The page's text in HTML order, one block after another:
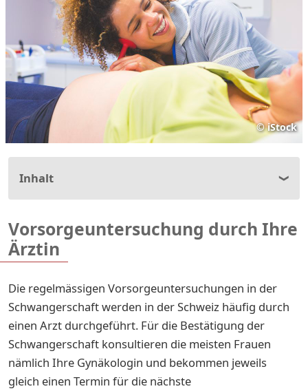
© iStock
Inhalt
Vorsorgeuntersuchung durch Ihre
Ärztin
Die regelmässigen Vorsorgeuntersuchungen in der
Schwangerschaft werden in der Schweiz häufig durch
einen Arzt durchgeführt. Für die Bestätigung der
Schwangerschaft konsultieren die meisten Frauen
nämlich Ihre Gynäkologin und bekommen jeweils
gleich einen Termin für die nächste